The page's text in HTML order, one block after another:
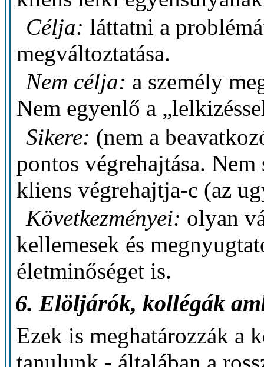
Célja: láttatni a
megváltoztatása.
Nem célja: a személy
Nem egyenlő a
Sikere: (nem a
pontos végrehajtása.
kliens végrehajtja-c (az
Következményei: olyan
kellemesek és
életminőséget is.
6. Elöljárók, kollégák
Ezek is meghatározzák a